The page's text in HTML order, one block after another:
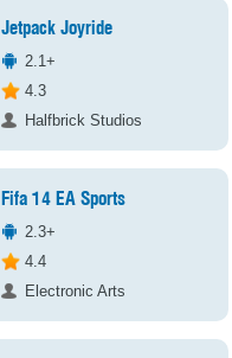
Jetpack Joyride
2.1+
4.3
Halfbrick Studios
Fifa 14 EA Sports
2.3+
4.4
Electronic Arts